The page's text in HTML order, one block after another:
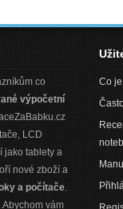
co
výpočetní
LCD
jako tablety a
nové zboží a
a počítače.
Abychom vám
Co